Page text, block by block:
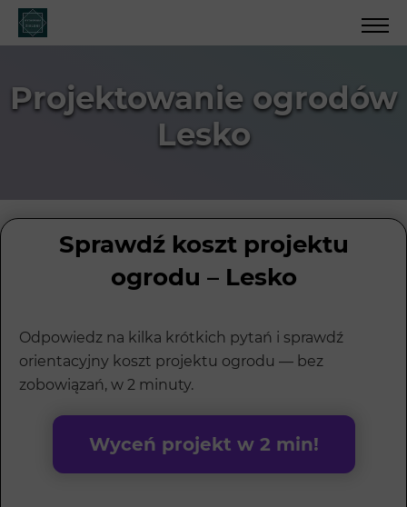
Projektowanie ogrodów
Lesko
Sprawdź koszt projektu
ogrodu – Lesko
Odpowiedz na kilka krótkich pytań i sprawdź
orientacyjny koszt projektu ogrodu — bez
zobowiązań, w 2 minuty.
Wyceń projekt w 2 min!